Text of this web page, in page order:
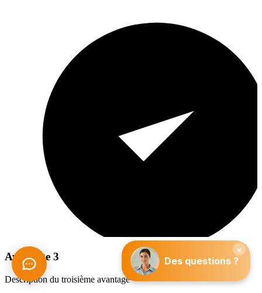
Avantage 3
Description du troisième avantage